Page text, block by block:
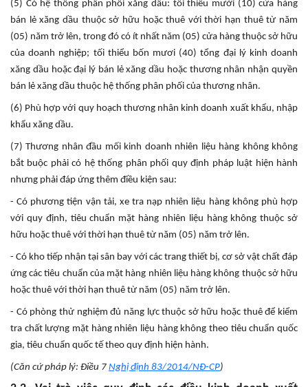
(5) Có hệ thống phân phối xăng dầu: tối thiểu mười (10) cửa hàng
bán lẻ xăng dầu thuộc sở hữu hoặc thuê với thời hạn thuê từ năm
(05) năm trở lên, trong đó có ít nhất năm (05) cửa hàng thuộc sở hữu
của doanh nghiệp; tối thiểu bốn mươi (40) tổng đại lý kinh doanh
xăng dầu hoặc đại lý bán lẻ xăng dầu hoặc thương nhân nhận quyền
bán lẻ xăng dầu thuộc hệ thống phân phối của thương nhân.
(6) Phù hợp với quy hoạch thương nhân kinh doanh xuất khẩu, nhập
khẩu xăng dầu.
(7) Thương nhân đầu mối kinh doanh nhiên liệu hàng không không
bắt buộc phải có hệ thống phân phối quy định pháp luật hiện hành
nhưng phải đáp ứng thêm điều kiện sau:
- Có phương tiện vận tải, xe tra nạp nhiên liệu hàng không phù hợp
với quy định, tiêu chuẩn mặt hàng nhiên liệu hàng không thuộc sở
hữu hoặc thuê với thời hạn thuê từ năm (05) năm trở lên.
- Có kho tiếp nhận tại sân bay với các trang thiết bị, cơ sở vật chất đáp
ứng các tiêu chuẩn của mặt hàng nhiên liệu hàng không thuộc sở hữu
hoặc thuê với thời hạn thuê từ năm (05) năm trở lên.
- Có phòng thử nghiệm đủ năng lực thuộc sở hữu hoặc thuê để kiểm
tra chất lượng mặt hàng nhiên liệu hàng không theo tiêu chuẩn quốc
gia, tiêu chuẩn quốc tế theo quy định hiện hành.
(Căn cứ pháp lý: Điều 7 Nghị định 83/2014/NĐ-CP)